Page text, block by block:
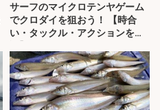
サーフのマイクロテンヤゲーム
でクロダイを狙おう！ 【時合
い・タックル・アクションを解